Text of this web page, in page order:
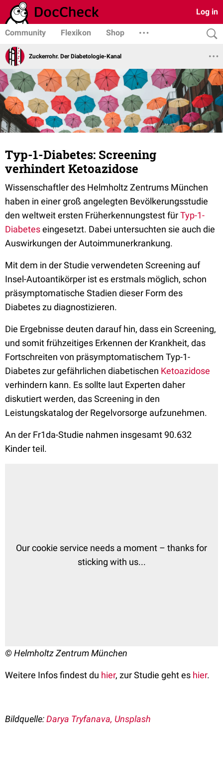
Log in
Community Flexikon Shop
Zuckerrohr. Der Diabetologie-Kanal
Typ-1-Diabetes: Screening
verhindert Ketoazidose
Wissenschaftler des Helmholtz Zentrums München
haben in einer groß angelegten Bevölkerungsstudie
den weltweit ersten Früherkennungstest fürTyp-1-
Diabeteseingesetzt. Dabei untersuchten sie auch die
Auswirkungen der Autoimmunerkrankung.
Mit dem in der Studie verwendeten Screening auf
Insel-Autoantikörper ist es erstmals möglich, schon
präsymptomatische Stadien dieser Form des
Diabetes zu diagnostizieren.
Die Ergebnisse deuten darauf hin, dass ein Screening,
und somit frühzeitiges Erkennen der Krankheit, das
Fortschreiten von präsymptomatischem Typ-1-
Diabetes zur gefährlichen diabetischen Ketoazidose
verhindern kann. Es sollte laut Experten daher
diskutiert werden, das Screening in den
Leistungskatalog der Regelvorsorge aufzunehmen.
An der Fr1da-Studie nahmen insgesamt 90.632
Kinder teil.
© Helmholtz Zentrum München
Weitere Infos findest du hier, zur Studie geht es hier.
Bildquelle:Darya Tryfanava, Unsplash